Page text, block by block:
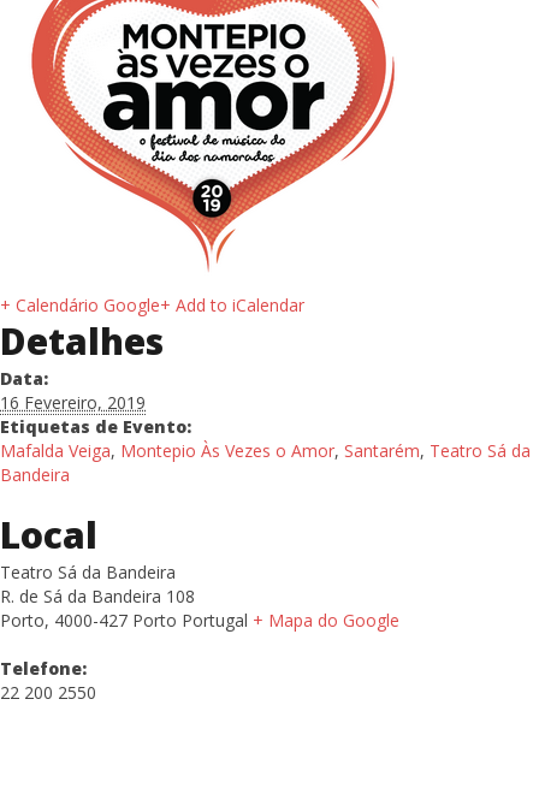
+ Calendário Google+ Add to iCalendar
Detalhes
Data:
16 Fevereiro, 2019
Etiquetas de Evento:
Mafalda Veiga, Montepio Às Vezes o Amor, Santarém, Teatro Sá da
Bandeira
Local
Teatro Sá da Bandeira
R. de Sá da Bandeira 108
Porto, 4000-427 Porto Portugal + Mapa do Google
Telefone:
22 200 2550